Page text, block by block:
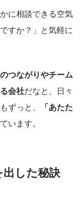
に相談できる空気
すか？」と気軽に
つながりやチーム
会社だなと、日々
ずっと、
「あたた
います。
出した秘訣